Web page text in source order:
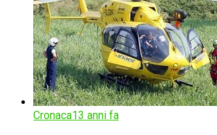
Cronaca13 anni fa